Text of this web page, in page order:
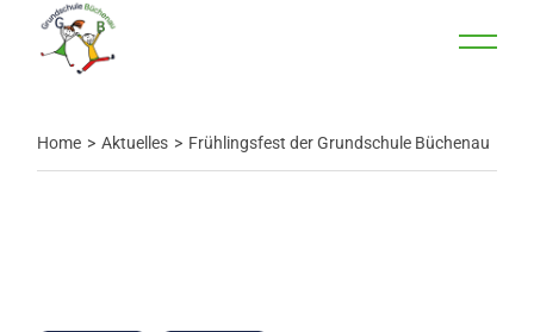
Home Aktuelles Frühlingsfest der Grundschule Büchenau